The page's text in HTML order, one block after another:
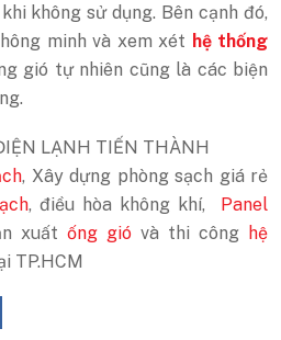
không sử dụng. Bên cạnh đó,
minh và xem xét hệ thống
gió tự nhiên cũng là các biện
, Xây dựng phòng sạch giá rẻ
, điều hòa không khí, Panel
xuất ống gió và thi công hệ
TP.HCM